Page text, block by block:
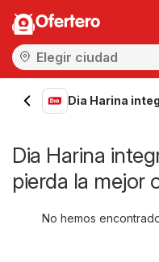
Ofertero
Dia Harina
Dia Harina
pierda la mejor
No hemos